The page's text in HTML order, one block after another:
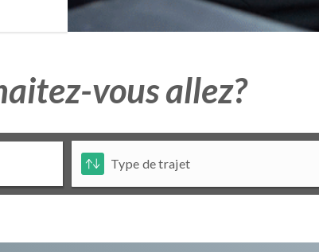
vous allez?